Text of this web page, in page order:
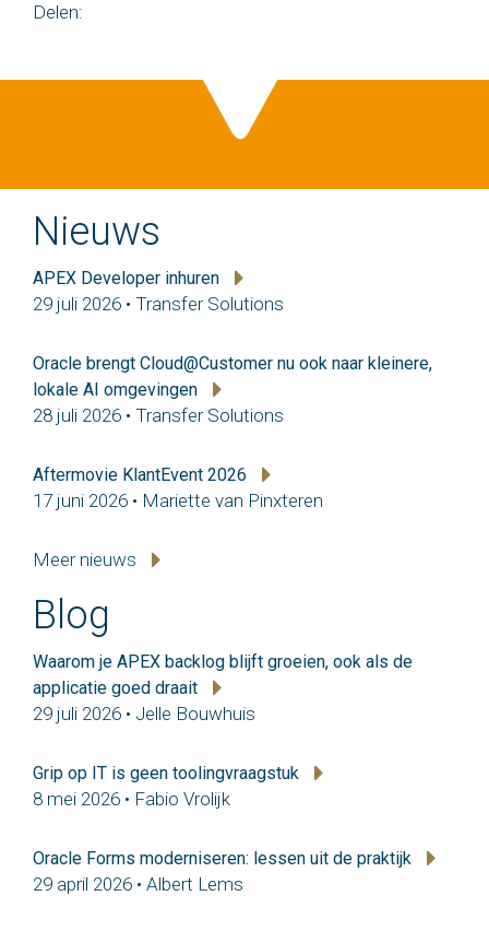
Delen:
Nieuws
APEX Developer inhuren
29 juli 2026 • Transfer Solutions
Oracle brengt Cloud@Customer nu ook naar kleinere,
lokale AI omgevingen
28 juli 2026 • Transfer Solutions
Aftermovie KlantEvent 2026
17 juni 2026 • Mariette van Pinxteren
Meer nieuws
Blog
Waarom je APEX backlog blijft groeien, ook als de
applicatie goed draait
29 juli 2026 • Jelle Bouwhuis
Grip op IT is geen toolingvraagstuk
8 mei 2026 • Fabio Vrolijk
Oracle Forms moderniseren: lessen uit de praktijk
29 april 2026 • Albert Lems